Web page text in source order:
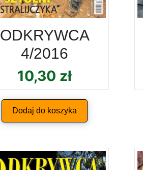
ODKRYWCA
4/2016
10,30 zł
Dodaj do koszyka